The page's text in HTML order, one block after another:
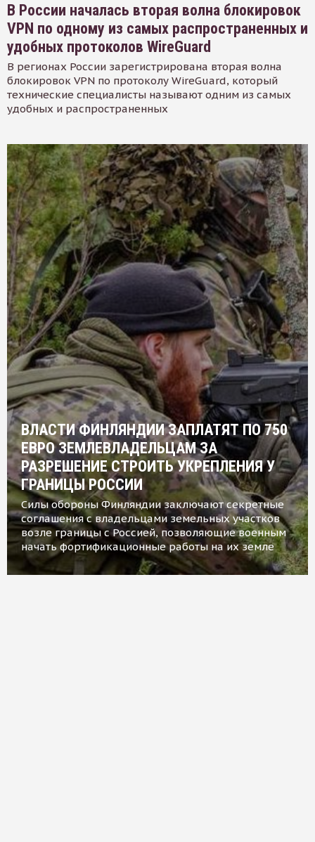
В России началась вторая волна блокировок
VPN по одному из самых распространенных и
удобных протоколов WireGuard
В регионах России зарегистрирована вторая волна
блокировок VPN по протоколу WireGuard, который
технические специалисты называют одним из самых
удобных и распространенных
ВЛАСТИ ФИНЛЯНДИИ ЗАПЛАТЯТ ПО 750
ЕВРО ЗЕМЛЕВЛАДЕЛЬЦАМ ЗА
РАЗРЕШЕНИЕ СТРОИТЬ УКРЕПЛЕНИЯ У
ГРАНИЦЫ РОССИИ
Силы обороны Финляндии заключают секретные
соглашения с владельцами земельных участков
возле границы с Россией, позволяющие военным
начать фортификационные работы на их земле